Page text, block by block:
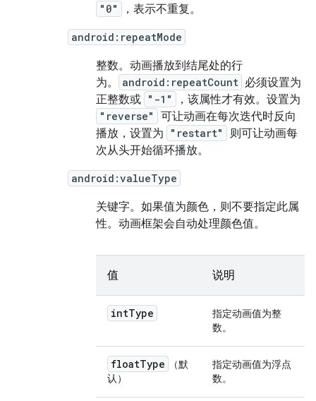
"0" ，表示不重复。
android:repeatMode
整数。动画播放到结尾处的行
为。
android:repeatCount 必须设置为
正整数或 "-1" ，该属性才有效。设置为
"reverse"
可让动画在每次迭代时反向
播放，设置为
"restart"
则可让动画每
次从头开始循环播放。
android:valueType
关键字。 如果值为颜色，则不要指定此属
性。动画框架会自动处理颜色值。
值 说明
intType
指定动画值为整
数。
floatType
（默
认）
指定动画值为浮点
数。